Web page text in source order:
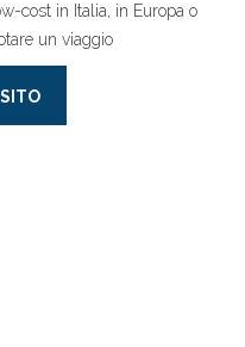
cost in Italia, in Europa o
un viaggio